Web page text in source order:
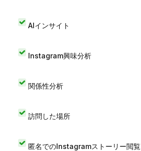
AIインサイト
Instagram興味分析
関係性分析
訪問した場所
匿名でのInstagramストーリー閲覧